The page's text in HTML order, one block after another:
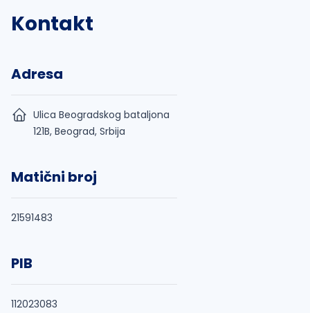
Kontakt
Adresa
Ulica Beogradskog bataljona
121B, Beograd, Srbija
Matični broj
21591483
PIB
112023083